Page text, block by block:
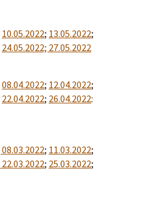
10.05.2022; 13.05.2022;
24.05.2022; 27.05.2022
08.04.2022; 12.04.2022;
22.04.2022; 26.04.2022:
08.03.2022; 11.03.2022;
22.03.2022; 25.03.2022;